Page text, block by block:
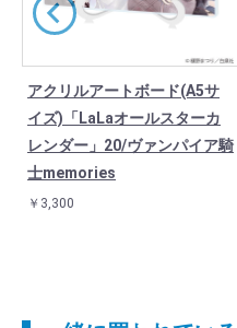
アクリルアートボード(A5サ
イズ)「LaLaオールスターカ
レンダー」20/ヴァンパイア騎
士memories
￥3,300